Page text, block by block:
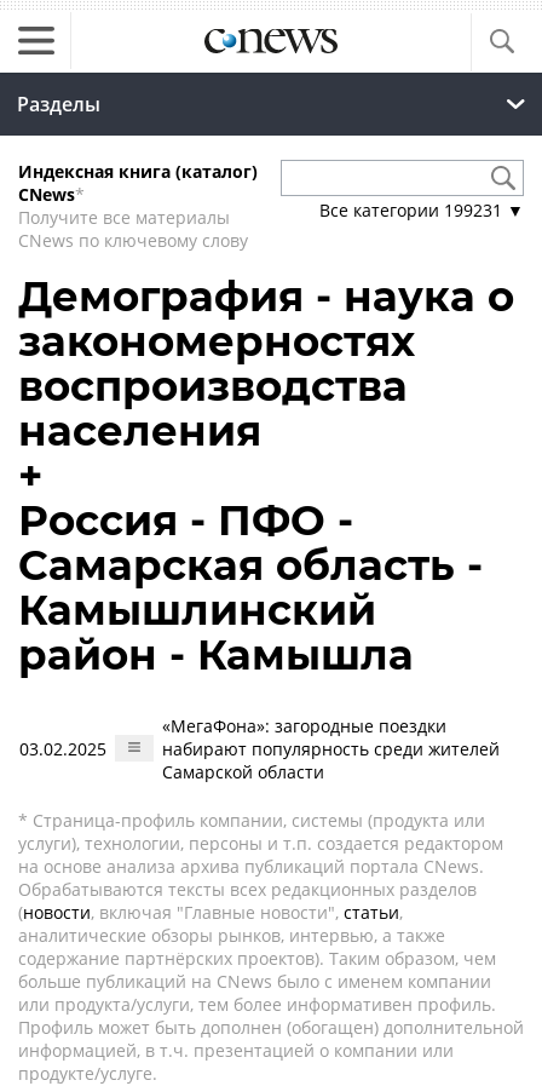
Разделы
Индексная книга (каталог)
CNews*
Получите все материалы
CNews по ключевому слову
Все категории 199231 ▼
Демография - наука о
закономерностях
воспроизводства
населения
+
Россия - ПФО -
Самарская область -
Камышлинский
район - Камышла
03.02.2025
«МегаФона»: загородные поездки
набирают популярность среди жителей
Самарской области
* Страница-профиль компании, системы (продукта или
услуги), технологии, персоны и т.п. создается редактором
на основе анализа архива публикаций портала CNews.
Обрабатываются тексты всех редакционных разделов
(новости, включая "Главные новости", статьи,
аналитические обзоры рынков, интервью, а также
содержание партнёрских проектов). Таким образом, чем
больше публикаций на CNews было с именем компании
или продукта/услуги, тем более информативен профиль.
Профиль может быть дополнен (обогащен) дополнительной
информацией, в т.ч. презентацией о компании или
продукте/услуге.